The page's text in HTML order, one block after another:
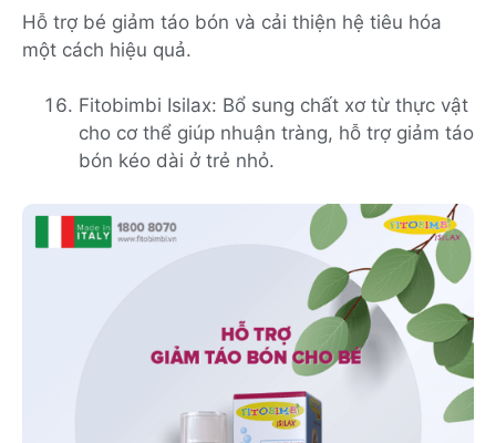
Hỗ trợ bé giảm táo bón và cải thiện hệ tiêu hóa
một cách hiệu quả.
Fitobimbi Isilax: Bổ sung chất xơ từ thực vật
cho cơ thể giúp nhuận tràng, hỗ trợ giảm táo
bón kéo dài ở trẻ nhỏ.